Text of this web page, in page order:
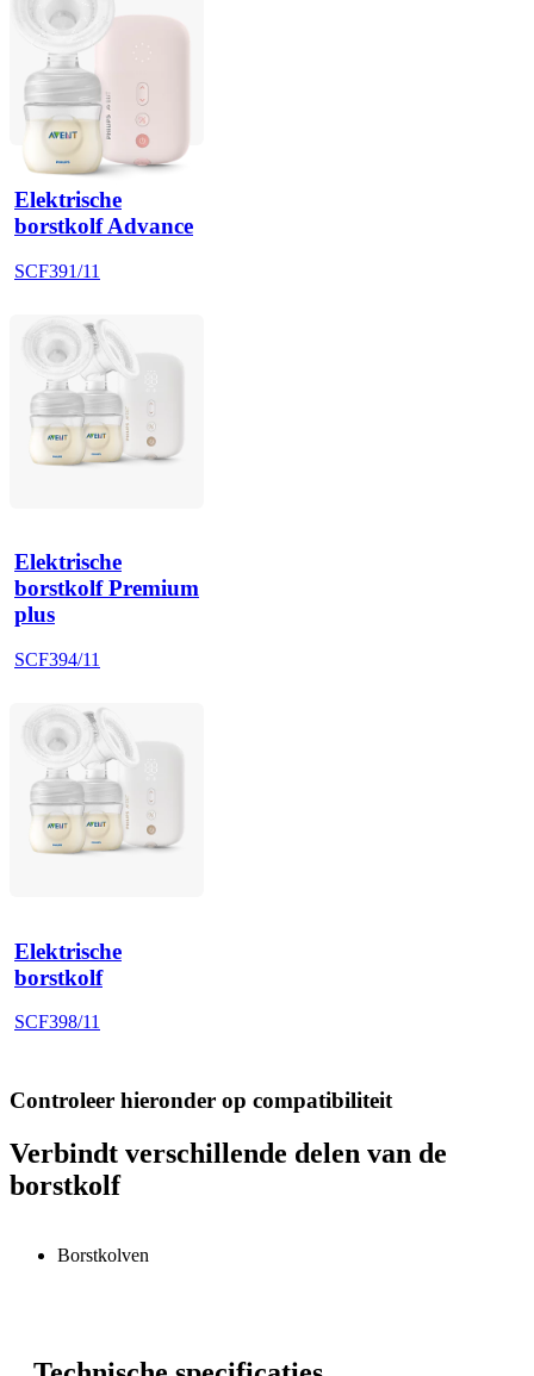
Elektrische
borstkolf Advance
SCF391/11
Elektrische
borstkolf Premium
plus
SCF394/11
Elektrische
borstkolf
SCF398/11
Controleer hieronder op compatibiliteit
Verbindt verschillende delen van de
borstkolf
Borstkolven